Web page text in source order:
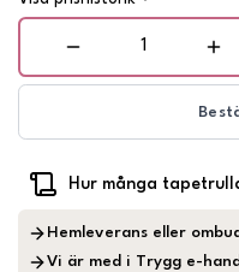
Hur många
Hemleverans eller ombud
Vi är med i Trygg e-